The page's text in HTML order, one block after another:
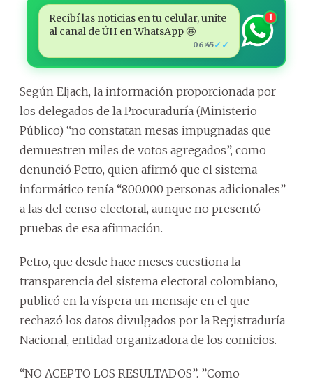
Recibí las noticias en tu celular, unite
al canal de ÚH en WhatsApp 🤩
06:45✓✓
1
Según Eljach, la información proporcionada por
los delegados de la Procuraduría (Ministerio
Público) “no constatan mesas impugnadas que
demuestren miles de votos agregados”, como
denunció Petro, quien afirmó que el sistema
informático tenía “800.000 personas adicionales”
a las del censo electoral, aunque no presentó
pruebas de esa afirmación.
Petro, que desde hace meses cuestiona la
transparencia del sistema electoral colombiano,
publicó en la víspera un mensaje en el que
rechazó los datos divulgados por la Registraduría
Nacional, entidad organizadora de los comicios.
“NO ACEPTO LOS RESULTADOS”. ”Como